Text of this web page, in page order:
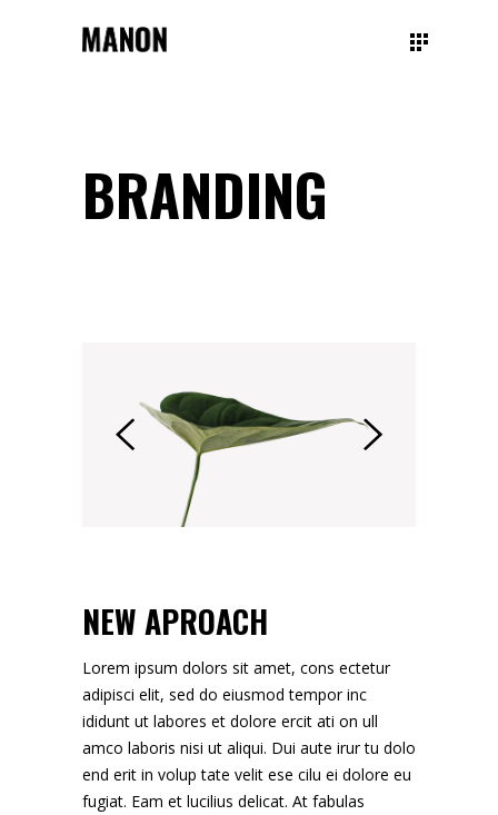
BRANDING
NEW APROACH
Lorem ipsum dolors sit amet, cons ectetur
adipisci elit, sed do eiusmod tempor inc
ididunt ut labores et dolore ercit ati on ull
amco laboris nisi ut aliqui. Dui aute irur tu dolo
end erit in volup tate velit ese cilu ei dolore eu
fugiat. Eam et lucilius delicat. At fabulas